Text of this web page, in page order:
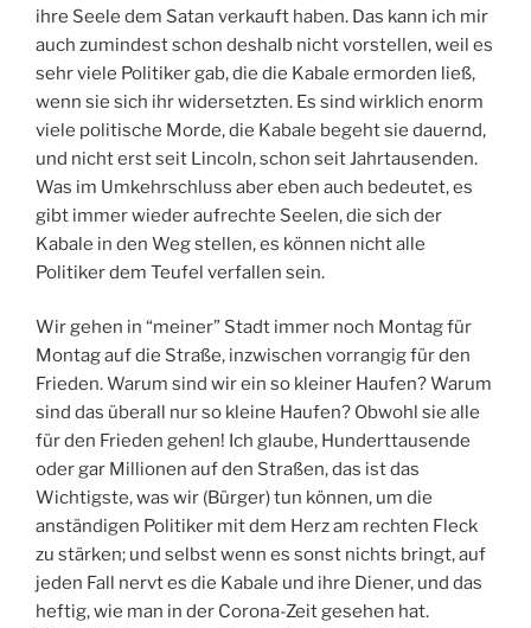
ihre Seele dem Satan verkauft haben. Das kann ich mir
auch zumindest schon deshalb nicht vorstellen, weil es
sehr viele Politiker gab, die die Kabale ermorden ließ,
wenn sie sich ihr widersetzten. Es sind wirklich enorm
viele politische Morde, die Kabale begeht sie dauernd,
und nicht erst seit Lincoln, schon seit Jahrtausenden.
Was im Umkehrschluss aber eben auch bedeutet, es
gibt immer wieder aufrechte Seelen, die sich der
Kabale in den Weg stellen, es können nicht alle
Politiker dem Teufel verfallen sein.
Wir gehen in “meiner” Stadt immer noch Montag für
Montag auf die Straße, inzwischen vorrangig für den
Frieden. Warum sind wir ein so kleiner Haufen? Warum
sind das überall nur so kleine Haufen? Obwohl sie alle
für den Frieden gehen! Ich glaube, Hunderttausende
oder gar Millionen auf den Straßen, das ist das
Wichtigste, was wir (Bürger) tun können, um die
anständigen Politiker mit dem Herz am rechten Fleck
zu stärken; und selbst wenn es sonst nichts bringt, auf
jeden Fall nervt es die Kabale und ihre Diener, und das
heftig, wie man in der Corona-Zeit gesehen hat.